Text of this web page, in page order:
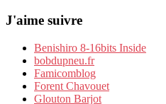
J'aime suivre
Benishiro 8-16bits Inside
bobdupneu.fr
Famicomblog
Forent Chavouet
Glouton Barjot